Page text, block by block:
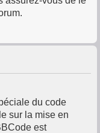
du code
sur la mise en
est